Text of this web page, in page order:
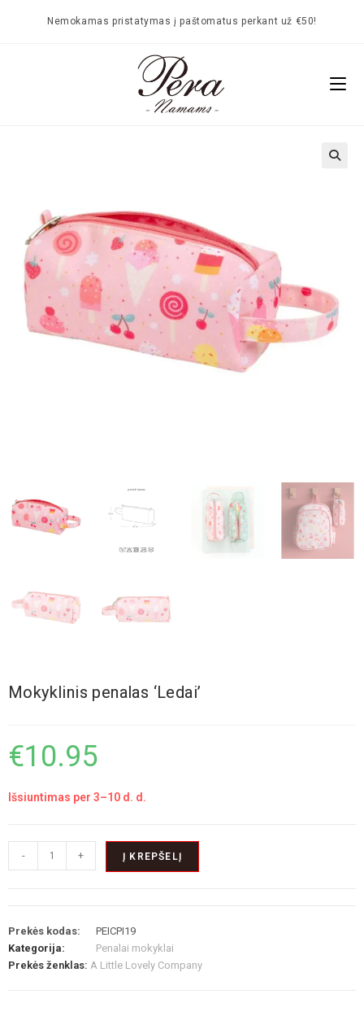
Nemokamas pristatymas į paštomatus perkant už €50!
Mokyklinis penalas ‘Ledai’
€10.95
Išsiuntimas per 3–10 d. d.
- + Į KREPŠELĮ
Prekės kodas:
PEICPI19
Kategorija:
Penalai mokyklai
Prekės ženklas: A Little Lovely Company